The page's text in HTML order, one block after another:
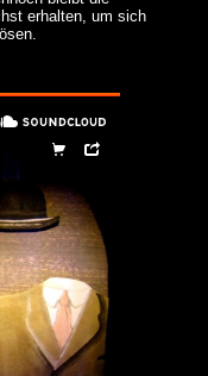
erhalten, um sich